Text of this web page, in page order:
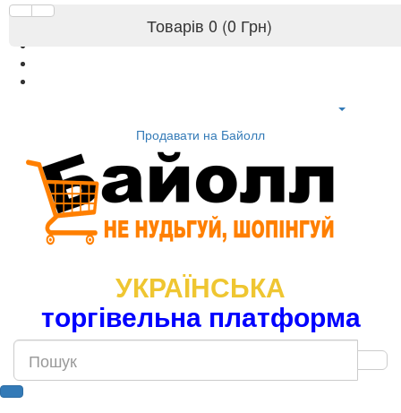
Продавати на Байолл
УКРАЇНСЬКА
торгівельна платформа
Товарів 0 (0 Грн)